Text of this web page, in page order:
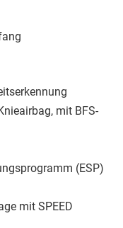
mit BFS-
(ESP)
mit SPEED